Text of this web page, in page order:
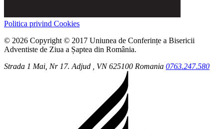
Politica privind Cookies
© 2026 Copyright © 2017 Uniunea de Conferințe a Bisericii
Adventiste de Ziua a Șaptea din România.
Strada 1 Mai, Nr 17. Adjud , VN 625100 Romania 0763.247.580